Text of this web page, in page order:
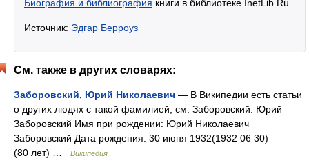
Биография и библиография книги в библиотеке InetLib.Ru
Источник: Эдгар Берроуз
См. также в других словарях:
Заборовский, Юрий Николаевич — В Википедии есть статьи
о других людях с такой фамилией, см. Заборовский. Юрий
Заборовский Имя при рождении: Юрий Николаевич
Заборовский Дата рождения: 30 июня 1932(1932 06 30)
(80 лет) …
Википедия